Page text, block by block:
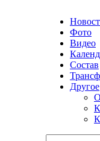
Фото
Видео
Состав
Другое